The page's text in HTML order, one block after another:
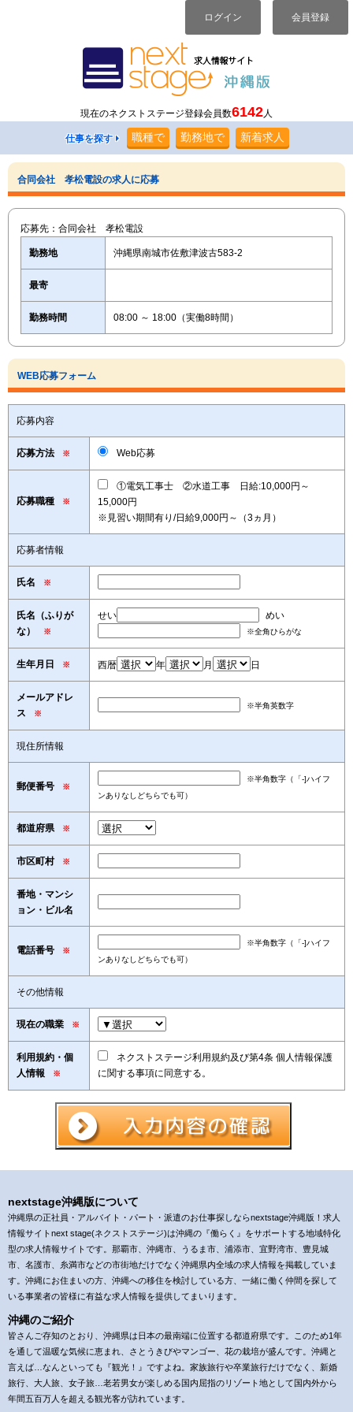
ログイン 会員登録
現在のネクストステージ登録会員数6142人
仕事を探す 職種で 勤務地で 新着求人
合同会社 孝松電設の求人に応募
応募先：合同会社 孝松電設
勤務地 沖縄県南城市佐敷津波古583-2
最寄
勤務時間 08:00 ～ 18:00（実働8時間）
WEB応募フォーム
応募内容
応募方法 ※ Web応募
応募職種 ※
①電気工事士 ②水道工事 日給:10,000円～
15,000円
※見習い期間有り/日給9,000円～（3ヵ月）
応募者情報
氏名 ※
氏名（ふりが
な）
※
せい めい
※全角ひらがな
生年月日 ※ 西暦 年 月 日
メールアドレ
ス
※
※半角英数字
現住所情報
郵便番号 ※
※半角数字（「-]ハイフ
ンありなしどちらでも可）
都道府県 ※
市区町村 ※
番地・マンシ
ョン・ビル名
電話番号 ※
※半角数字（「-]ハイフ
ンありなしどちらでも可）
その他情報
現在の職業 ※
利用規約・個
人情報
※
ネクストステージ利用規約及び第4条 個人情報保護
に関する事項に同意する。
nextstage沖縄版について
沖縄県の正社員・アルバイト・パート・派遣のお仕事探しならnextstage沖縄版！求人
情報サイトnext stage(ネクストステージ)は沖縄の『働らく』をサポートする地域特化
型の求人情報サイトです。那覇市、沖縄市、うるま市、浦添市、宜野湾市、豊見城
市、名護市、糸満市などの市街地だけでなく沖縄県内全域の求人情報を掲載していま
す。沖縄にお住まいの方、沖縄への移住を検討している方、一緒に働く仲間を探して
いる事業者の皆様に有益な求人情報を提供してまいります。
沖縄のご紹介
皆さんご存知のとおり、沖縄県は日本の最南端に位置する都道府県です。このため1年
を通して温暖な気候に恵まれ、さとうきびやマンゴー、花の栽培が盛んです。沖縄と
言えば…なんといっても『観光！』ですよね。家族旅行や卒業旅行だけでなく、新婚
旅行、大人旅、女子旅…老若男女が楽しめる国内屈指のリゾート地として国内外から
年間五百万人を超える観光客が訪れています。